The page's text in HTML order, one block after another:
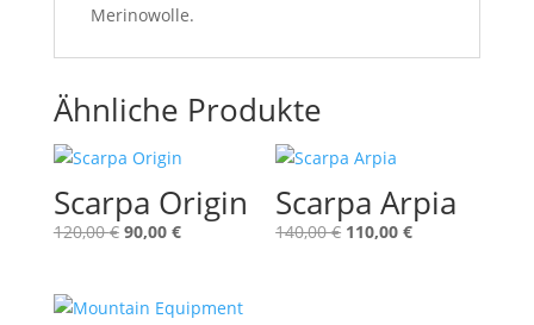
Merinowolle.
Ähnliche Produkte
Scarpa Origin
120,00€ Ursprünglicher
120,00 €
90,00 €Aktueller
90,00 €.
Scarpa Arpia
140,00€ Ursprünglicher
110,00€Aktueller